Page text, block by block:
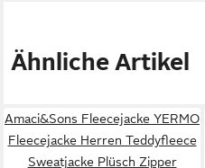
Ähnliche Artikel
Amaci&Sons Fleecejacke YERMO
Fleecejacke Herren Teddyfleece
Sweatjacke Plüsch Zipper